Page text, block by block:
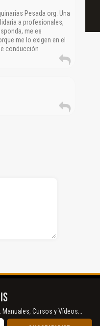
Pesada org. Una
a profesionales,
me es
me lo exigen en el
conducción
Cursos y Vídeos...